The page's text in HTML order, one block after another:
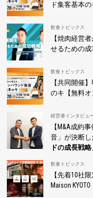
ド集客基本
飲食トピックス
【焼肉経営
せるための成
飲食トピックス
【共同開催
のキ【無料オ
経営者インタビュ
【M&A成約
音」が決断
ドの成長戦
飲食トピックス
【先着10社
Maison